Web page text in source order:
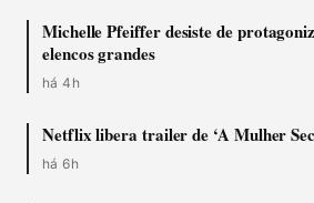
Michelle Pfeiffer desiste de
elencos grandes
há 4h
Netflix libera trailer de ‘A Mulher
há 6h